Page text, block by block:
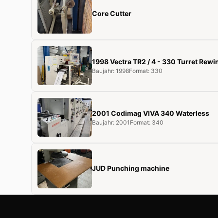
Core Cutter
1998 Vectra TR2 / 4 - 330 Turret
Baujahr: 1998Format: 330
2001 Codimag VIVA 340 Waterless
Baujahr: 2001 Format: 340
JUD Punching machine